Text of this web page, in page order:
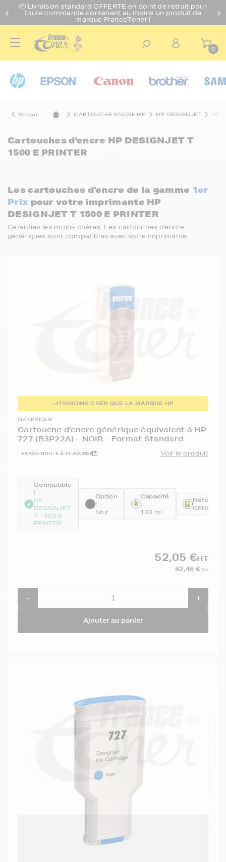
📦 Livraison standard OFFERTE en point de retrait pour
toute commande contenant au moins un produit de
marque FranceToner !
0
Retour CARTOUCHE ENCRE HP HP DESIGNJET HP
Cartouches d'encre HP DESIGNJET T
1500 E PRINTER
Les cartouches d'encre de la gamme 1er
Prix pour votre imprimante HP
DESIGNJET T 1500 E PRINTER
Garanties les moins chères. Les cartouches d'encre
génériques sont compatibles avec votre imprimante.
-41%MOINS CHER QUE LA MARQUE HP
GENERIQUE
Cartouche d'encre générique équivalent à HP
727 (B3P22A) - NOIR - Format Standard
EXPÉDITION : 6 À 14 JOURS Voir le produit
Compatible
:
HP
DESIGNJET
T 1500 E
PRINTER
Option
:
Noir
Capacité
:
130 ml
52,05 €HT
62,46 €TTC
- +
Ajouter au panier